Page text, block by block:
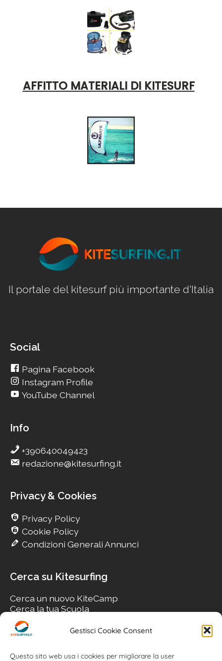
Gestisci Cookie Consent
Questo sito web usa i cookies per migliorare la user
AFFITTO MATERIALI DI KITESURF
Il portale del kitesurf più importante d'Italia
Social
Pagina Facebook
Instagram Profile
YouTube Channel
Info
+390640049423
redazione@kitesurfing.it
Privacy & Cookies
Privacy Policy
Cookie Policy
Condizioni Generali Annunci
Cerca su Kitesurfing
Cerca un nuovo KiteCamp
Cerca la tua Scuola
Cerca il tuo KiteSpot
Cerca Accommodation